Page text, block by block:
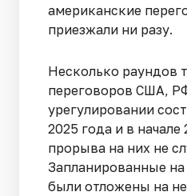
американские
приезжали ни разу.
Несколько раундов
переговоров США,
урегулировании
2025 года и в
прорыва на них не
Запланированные
были отложены на